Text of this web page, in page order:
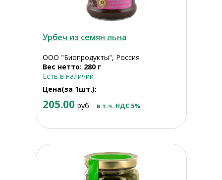
Урбеч из семян льна
ООО "Биопродукты", Россия
Вес нетто: 280 г
Есть в наличии
Цена(за 1шт.):
205.00 руб. в т.ч. НДС 5%